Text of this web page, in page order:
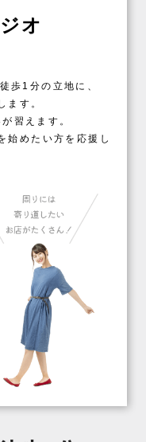
オ
歩1分の立地に、
ます。
習えます。
始めたい方を応援し